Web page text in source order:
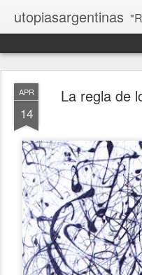
utopiasargentinas "Reír
APR
14
La regla de